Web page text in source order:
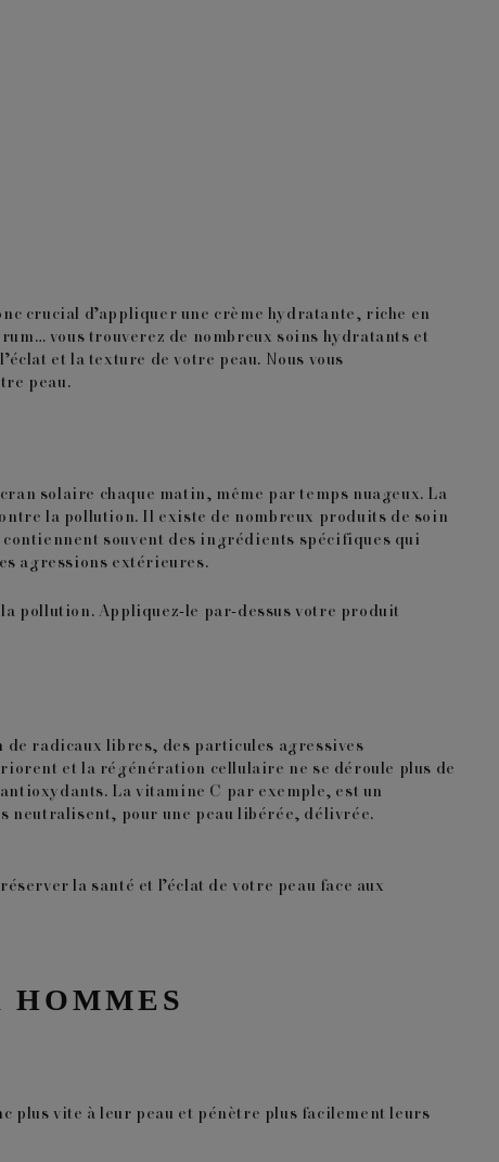
crucial d’appliquer une crème hydratante, riche en
vous trouverez de nombreux soins hydratants et
et la texture de votre peau. Nous vous
peau.
solaire chaque matin, même par temps nuageux. La
la pollution. Il existe de nombreux produits de soin
souvent des ingrédients spécifiques qui
agressions extérieures.
pollution. Appliquez-le par-dessus votre produit
de radicaux libres, des particules agressives
et la régénération cellulaire ne se déroule plus de
antioxydants. La vitamine C par exemple, est un
neutralisent, pour une peau libérée, délivrée.
la santé et l’éclat de votre peau face aux
plus vite à leur peau et pénètre plus facilement leurs